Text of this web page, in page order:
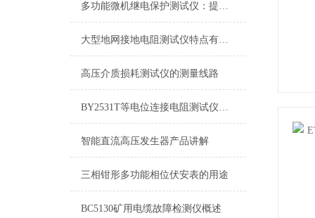
多功能微机继电保护测试仪：提升电力系统安全性和可靠性
大型地网接地电阻测试仪特点有哪些？
高压介质损耗测试仪的测量线路
BY2531T等电位连接电阻测试仪操作指南
智能直流高压发生器产品讲解
三相钳形多功能相位伏安表的用途
BC5130矿用电缆故障检测仪概述